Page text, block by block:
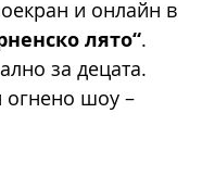
и онлайн в
лято“.
за децата.
огнено шоу –